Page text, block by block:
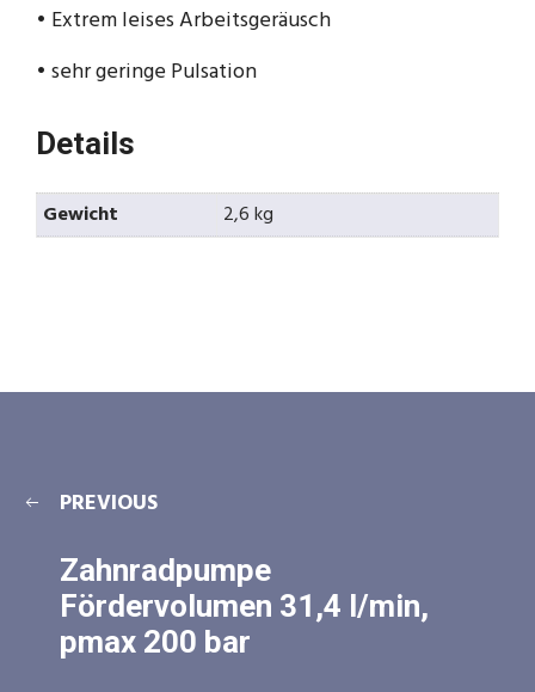
• Extrem leises Arbeitsgeräusch
• sehr geringe Pulsation
Details
Gewicht 2,6 kg
PREVIOUS
Zahnradpumpe
Fördervolumen 31,4 l/min,
pmax 200 bar